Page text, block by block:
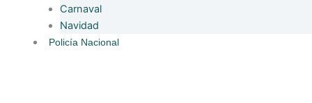
Carnaval
Navidad
Policía Nacional